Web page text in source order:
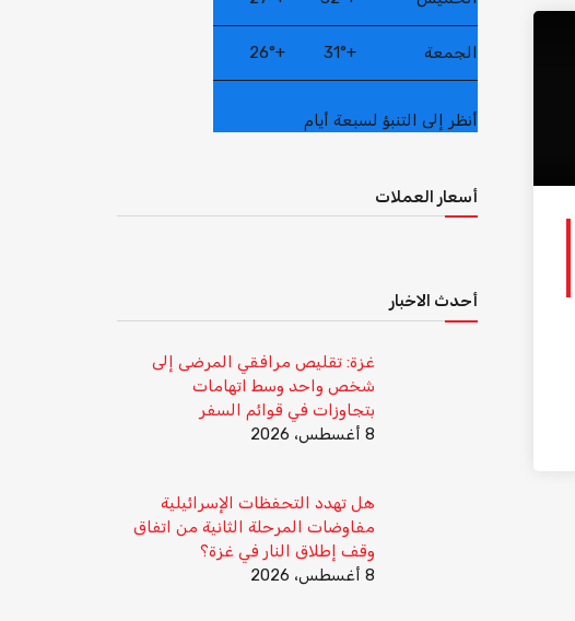
الجمعة +
31°
+
26°
أنظر إلى التنبؤ لسبعة أيام
أسعار العملات
أحدث الاخبار
غزة: تقليص مرافقي المرضى إلى
شخص واحد وسط اتهامات
بتجاوزات في قوائم السفر
8 أغسطس، 2026
هل تهدد التحفظات الإسرائيلية
مفاوضات المرحلة الثانية من اتفاق
وقف إطلاق النار في غزة؟
8 أغسطس، 2026